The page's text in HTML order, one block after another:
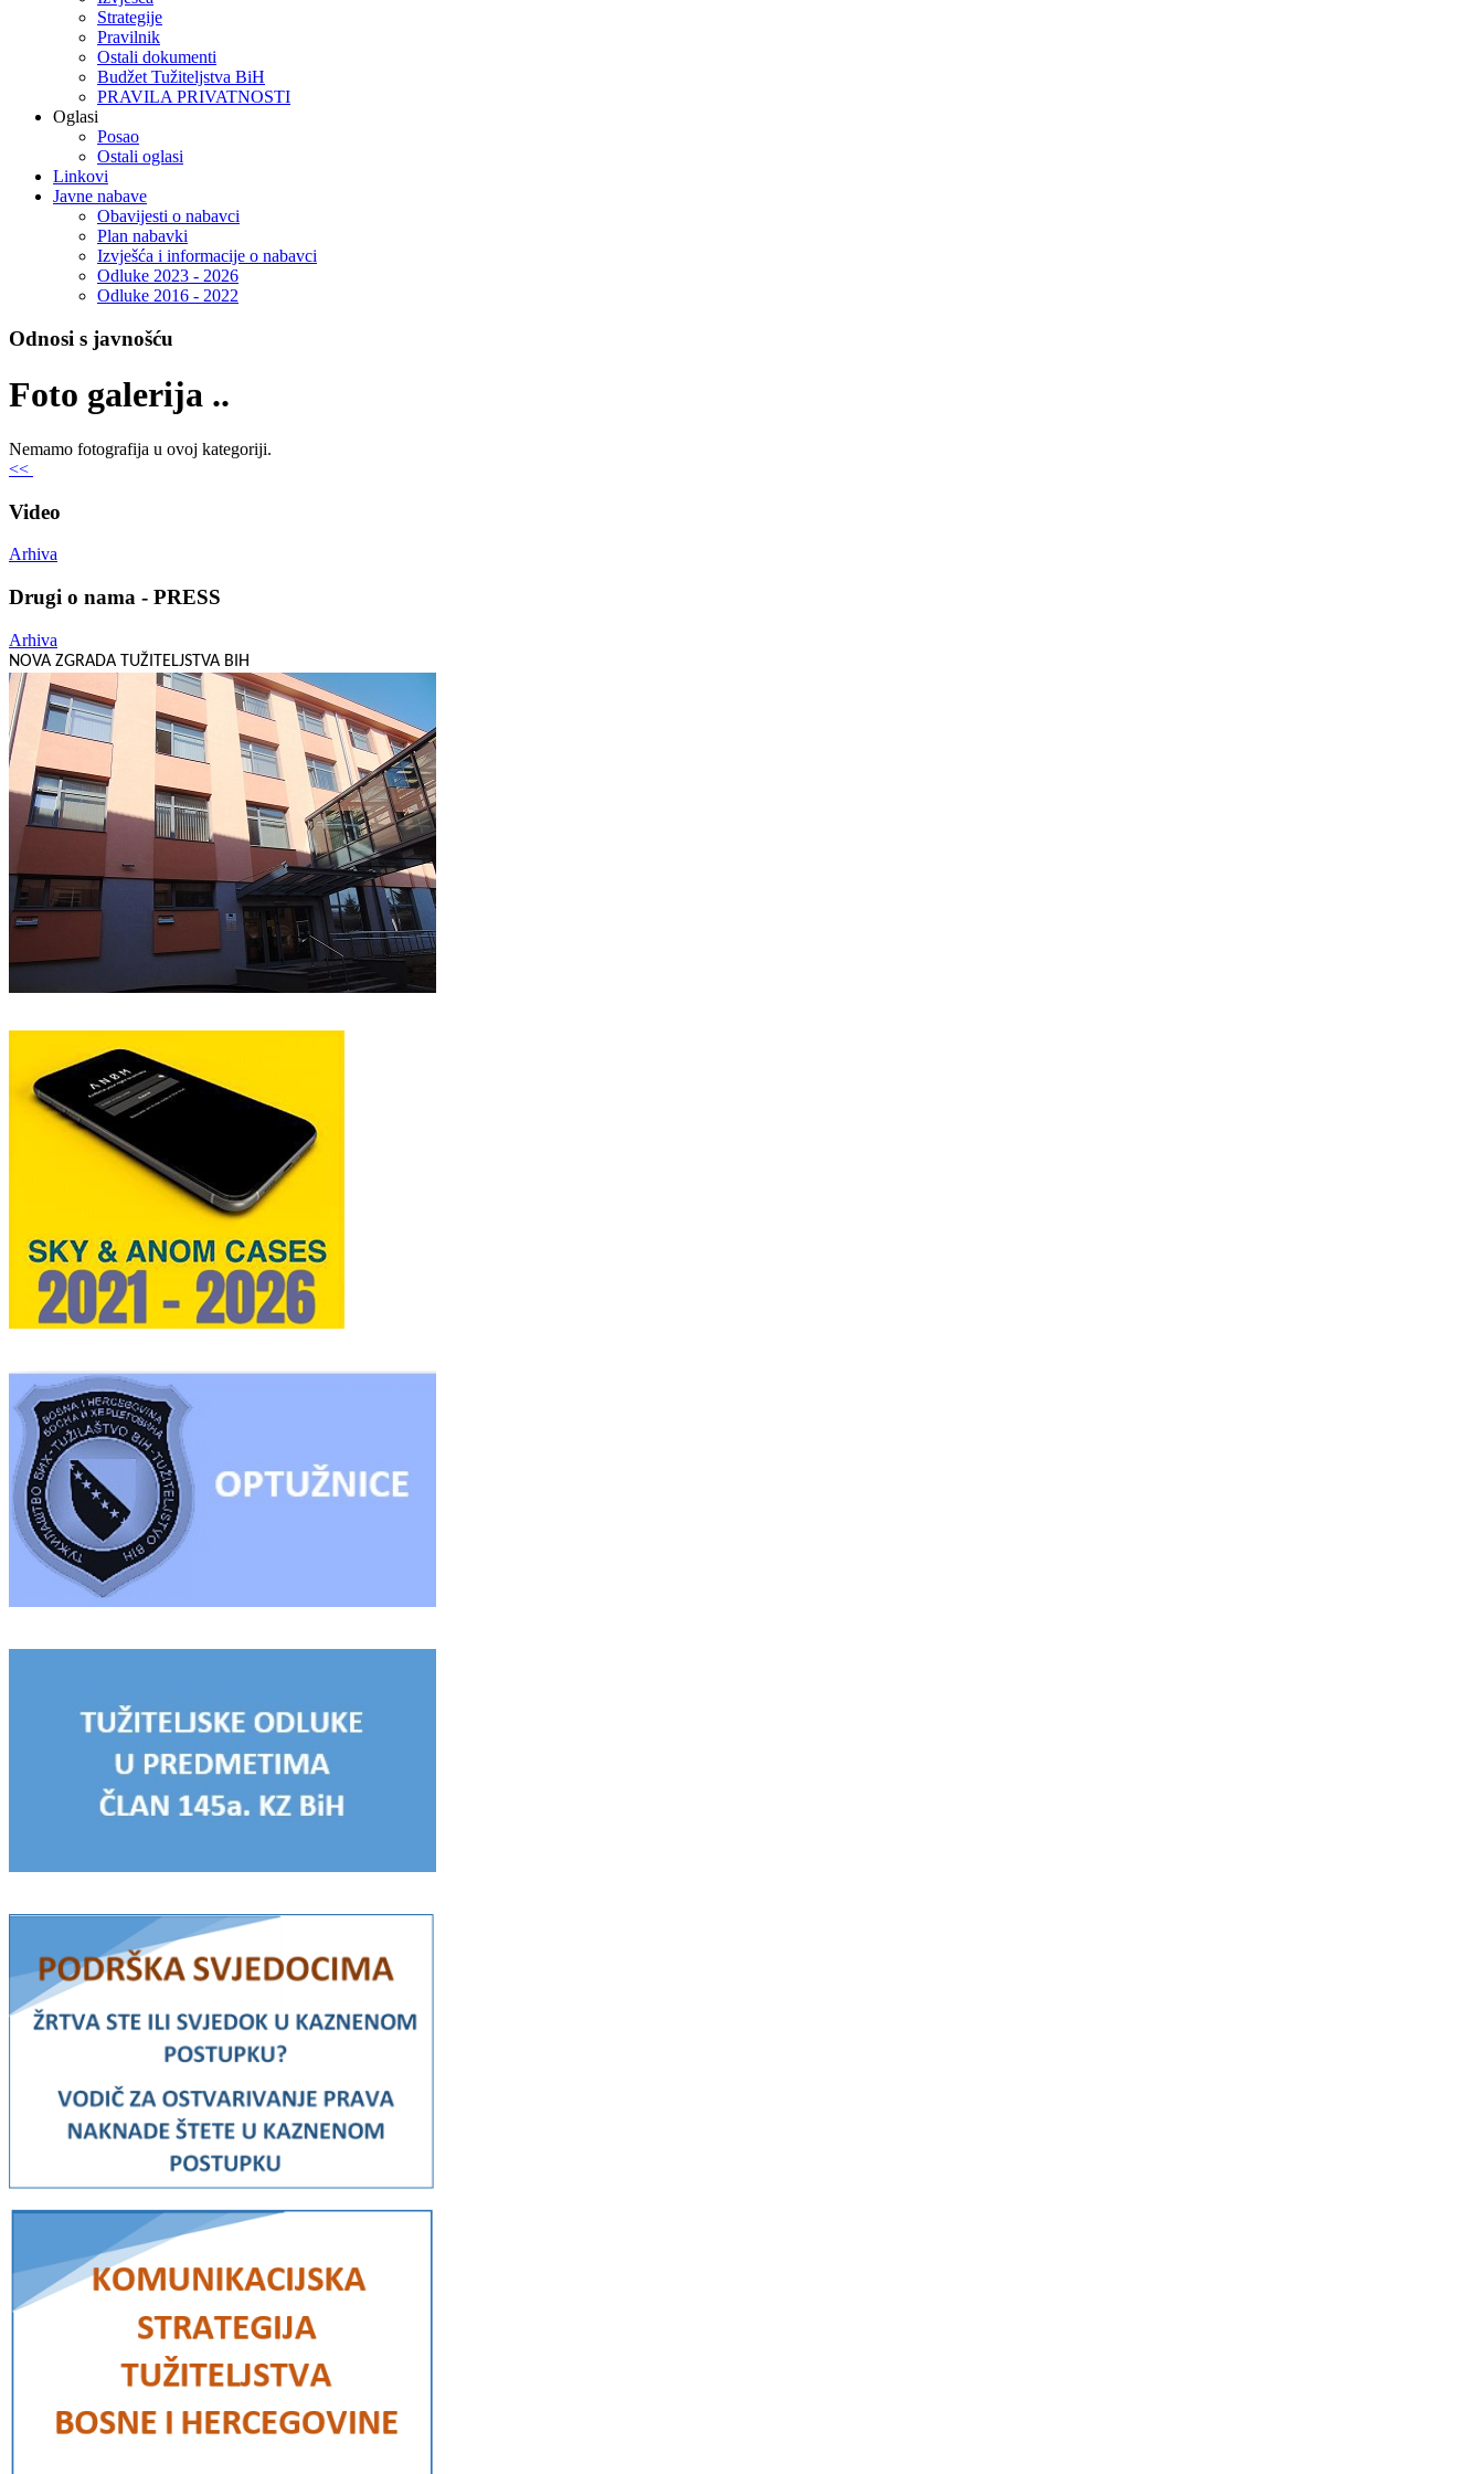
Strategije
Pravilnik
Ostali dokumenti
Budžet Tužiteljstva BiH
PRAVILA PRIVATNOSTI
Oglasi
Posao
Ostali oglasi
Linkovi
Javne nabave
Obavijesti o nabavci
Plan nabavki
Izvješća i informacije o nabavci
Odluke 2023 - 2026
Odluke 2016 - 2022
Odnosi s javnošću
Foto galerija ..
Nemamo fotografija u ovoj kategoriji.
<<
Video
Arhiva
Drugi o nama - PRESS
Arhiva
NOVA ZGRADA TUŽITELJSTVA BIH